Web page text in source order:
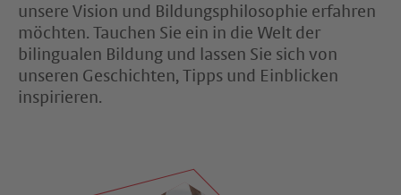
unsere Vision und Bildungsphilosophie erfahren
möchten. Tauchen Sie ein in die Welt der
bilingualen Bildung und lassen Sie sich von
unseren Geschichten, Tipps und Einblicken
inspirieren.